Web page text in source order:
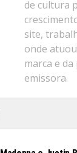
de cultura
site,
onde
marca e
emissora.